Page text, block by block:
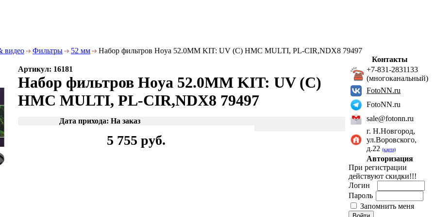
видео Фильтры 52 мм Набор фильтров Hoya 52.0MM KIT: UV (C) HMC MULTI, PL-CIR,NDX8 79497
Артикул: 16181
Набор фильтров Hoya 52.0MM KIT: UV (C)
HMC MULTI, PL-CIR,NDX8 79497
Дата прихода: На заказ
5 755 руб.
Контакты
+7-831-2831133
(многоканальный)
FotoNN.ru
FotoNN.ru
sale@fotonn.ru
г. Н.Новгород,
ул.Воровского,
д.22 (карта)
Авторизация
При регистрации
действуют скидки!!!
Логин
Пароль
Запомнить меня